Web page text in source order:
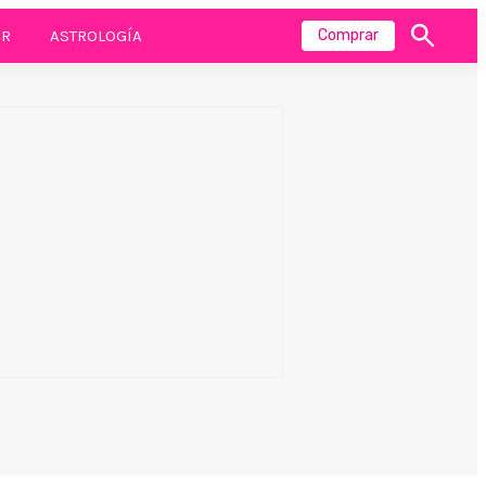
ASTROLOGÍA Comprar
Mostrar